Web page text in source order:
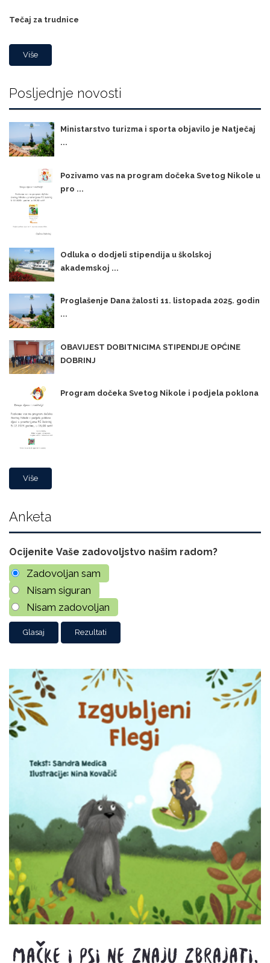
Tečaj za trudnice
Više
Posljednje novosti
Ministarstvo turizma i sporta objavilo je Natječaj
...
Pozivamo vas na program dočeka Svetog Nikole u
pro ...
Odluka o dodjeli stipendija u školskoj
akademskoj ...
Proglašenje Dana žalosti 11. listopada 2025. godin
...
OBAVIJEST DOBITNICIMA STIPENDIJE OPĆINE
DOBRINJ
Program dočeka Svetog Nikole i podjela poklona
Više
Anketa
Ocijenite Vaše zadovoljstvo našim radom?
Zadovoljan sam
Nisam siguran
Nisam zadovoljan
Rezultati